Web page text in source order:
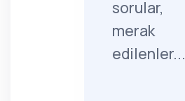
sorular,
merak
edilenler...